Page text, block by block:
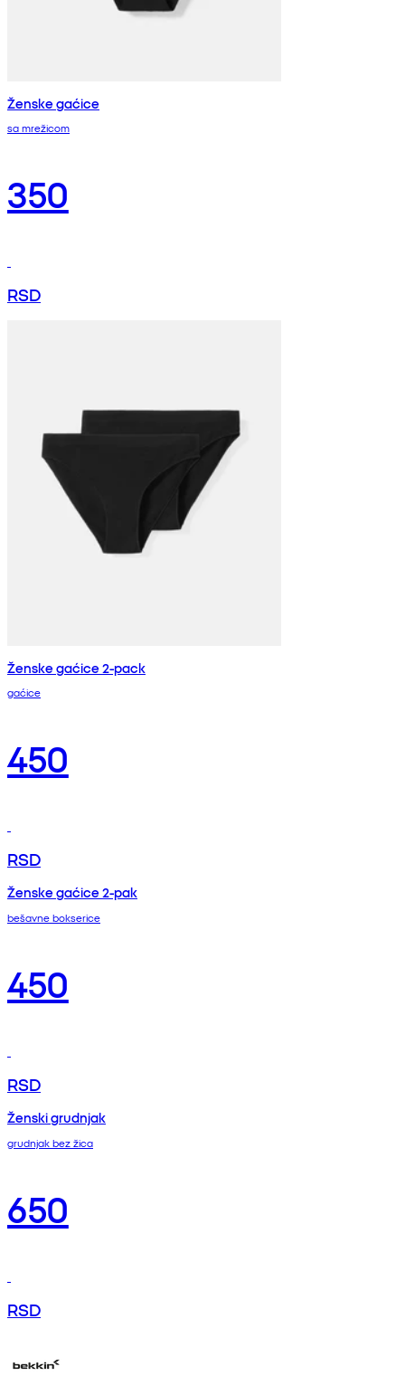
Ženske gaćice
sa mrežicom
350
RSD
Ženske gaćice 2-pack
gaćice
450
RSD
Ženske gaćice 2-pak
bešavne bokserice
450
RSD
Ženski grudnjak
grudnjak bez žica
650
RSD